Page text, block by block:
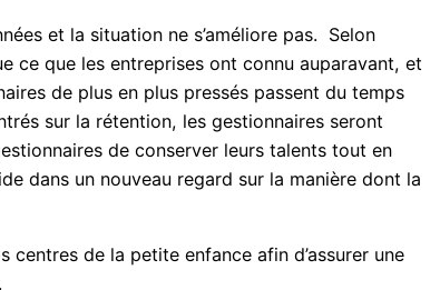
et la situation ne s’améliore pas. Selon
ce que les entreprises ont connu auparavant, et
de plus en plus pressés passent du temps
sur la rétention, les gestionnaires seront
de conserver leurs talents tout en
dans un nouveau regard sur la manière dont la
de la petite enfance afin d’assurer une